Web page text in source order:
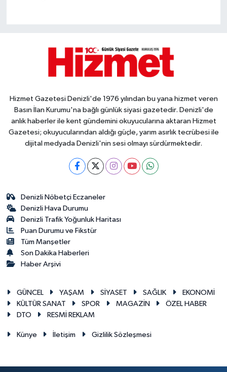
Hizmet Gazetesi Denizli'de 1976 yılından bu yana hizmet veren
Basın İlan Kurumu'na bağlı günlük siyasi gazetedir. Denizli'de
anlık haberler ile kent gündemini okuyucularına aktaran Hizmet
Gazetesi; okuyucularından aldığı güçle, yarım asırlık tecrübesi ile
dijital medyada Denizli'nin sesi olmayı sürdürmektedir.
Denizli Nöbetçi Eczaneler
Denizli Hava Durumu
Denizli Trafik Yoğunluk Haritası
Puan Durumu ve Fikstür
Tüm Manşetler
Son Dakika Haberleri
Haber Arşivi
GÜNCEL YAŞAM SİYASET SAĞLIK
EKONOMİ
KÜLTÜR SANAT
SPOR MAGAZİN
ÖZEL HABER
DTO
RESMİ REKLAM
Künye İletişim Gizlilik Sözleşmesi